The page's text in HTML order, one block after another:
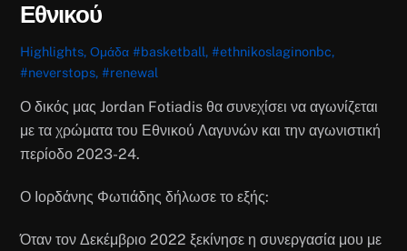
Εθνικού
Highlights,Ομάδα #basketball,#ethnikoslaginonbc,
#neverstops,#renewal
Ο δικός μας Jordan Fotiadis θα συνεχίσει να αγωνίζεται
με τα χρώματα του Εθνικού Λαγυνών και την αγωνιστική
περίοδο 2023-24.
Ο Ιορδάνης Φωτιάδης δήλωσε το εξής:
Όταν τον Δεκέμβριο 2022 ξεκίνησε η συνεργασία μου με